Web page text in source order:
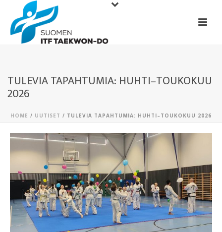
TULEVIA TAPAHTUMIA: HUHTI–TOUKOKUU
2026
HOME / UUTISET / TULEVIA TAPAHTUMIA: HUHTI–TOUKOKUU 2026